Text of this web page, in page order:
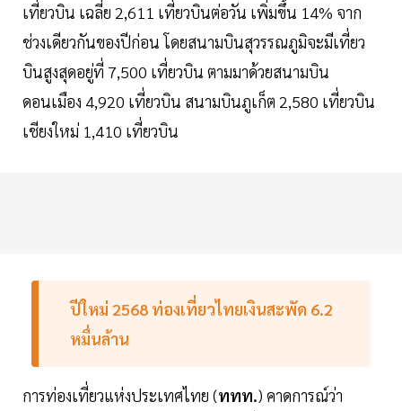
เที่ยวบิน เฉลี่ย 2,611 เที่ยวบินต่อวัน เพิ่มขึ้น 14% จาก
ช่วงเดียวกันของปีก่อน โดยสนามบินสุวรรณภูมิจะมีเที่ยว
บินสูงสุดอยู่ที่ 7,500 เที่ยวบิน ตามมาด้วยสนามบิน
ดอนเมือง 4,920 เที่ยวบิน สนามบินภูเก็ต 2,580 เที่ยวบิน
เชียงใหม่ 1,410 เที่ยวบิน
ปีใหม่ 2568 ท่องเที่ยวไทยเงินสะพัด 6.2
หมื่นล้าน
การท่องเที่ยวแห่งประเทศไทย (ททท.) คาดการณ์ว่า